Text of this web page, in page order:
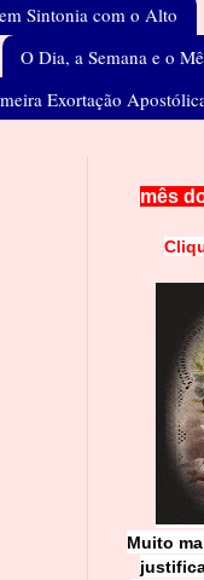
Sintonia com o Alto
O Dia, a Semana e o
Exortação
mês
Muito